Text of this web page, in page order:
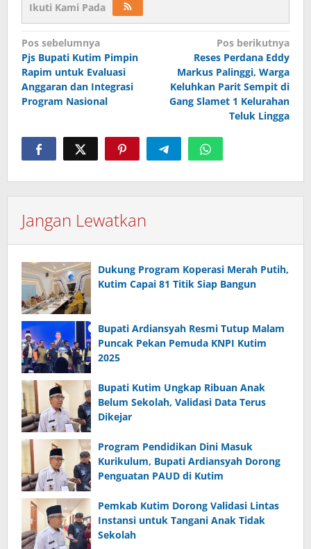
Ikuti Kami Pada
Navigasi
pos
Pos sebelumnya
Pjs Bupati Kutim Pimpin
Rapim untuk Evaluasi
Anggaran dan Integrasi
Program Nasional
Pos berikutnya
Reses Perdana Eddy
Markus Palinggi, Warga
Keluhkan Parit Sempit di
Gang Slamet 1 Kelurahan
Teluk Lingga
Jangan Lewatkan
Dukung Program Koperasi Merah Putih,
Kutim Capai 81 Titik Siap Bangun
Bupati Ardiansyah Resmi Tutup Malam
Puncak Pekan Pemuda KNPI Kutim
2025
Bupati Kutim Ungkap Ribuan Anak
Belum Sekolah, Validasi Data Terus
Dikejar
Program Pendidikan Dini Masuk
Kurikulum, Bupati Ardiansyah Dorong
Penguatan PAUD di Kutim
Pemkab Kutim Dorong Validasi Lintas
Instansi untuk Tangani Anak Tidak
Sekolah